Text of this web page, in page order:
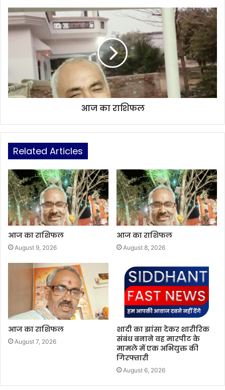
आज का राशिफल
Related Articles
आज का राशिफल
August 9, 2026
आज का राशिफल
August 8, 2026
आज का राशिफल
August 7, 2026
शादी का झांसा देकर शारीरिक
संबंध बनाने वह मारपीट के
मामले में एक अभियुक्त की
गिरफ्तारी
August 6, 2026